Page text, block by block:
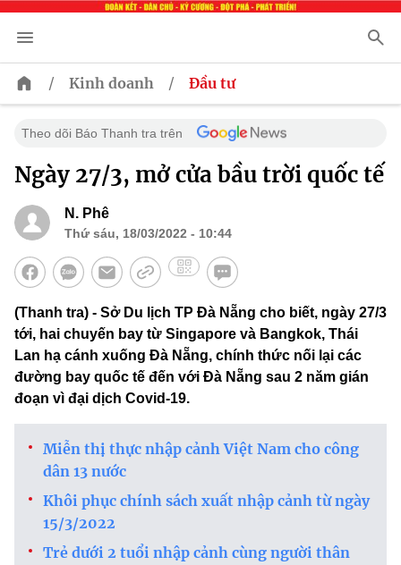
/ Kinh doanh / Đầu tư
Theo dõi Báo Thanh tra trên
Ngày 27/3, mở cửa bầu trời quốc tế
N. Phê
Thứ sáu, 18/03/2022 - 10:44
(Thanh tra) - Sở Du lịch TP Đà Nẵng cho biết, ngày 27/3
tới, hai chuyến bay từ Singapore và Bangkok, Thái
Lan hạ cánh xuống Đà Nẵng, chính thức nối lại các
đường bay quốc tế đến với Đà Nẵng sau 2 năm gián
đoạn vì đại dịch Covid-19.
Miễn thị thực nhập cảnh Việt Nam cho công
dân 13 nước
Khôi phục chính sách xuất nhập cảnh từ ngày
15/3/2022
Trẻ dưới 2 tuổi nhập cảnh cùng người thân